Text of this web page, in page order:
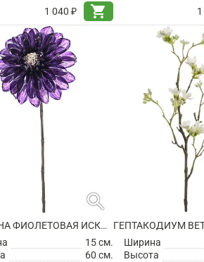
1 040 ₽
shopping_cart
search
ГЕОРГИНА ФИОЛЕТОВАЯ ИСКУССТВЕННАЯ
15 см.
60 см.
Ширина
Высота